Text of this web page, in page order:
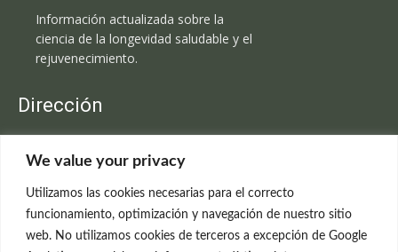
We value your privacy
Utilizamos las cookies necesarias para el correcto
funcionamiento, optimización y navegación de nuestro sitio
web. No utilizamos cookies de terceros a excepción de Google
Información actualizada sobre la
ciencia de la longevidad saludable y el
rejuvenecimiento.
Dirección
C/Claudio Coello, 19 - 1º
699 595 619
rejuvenecimiento@clinicaneleva.com